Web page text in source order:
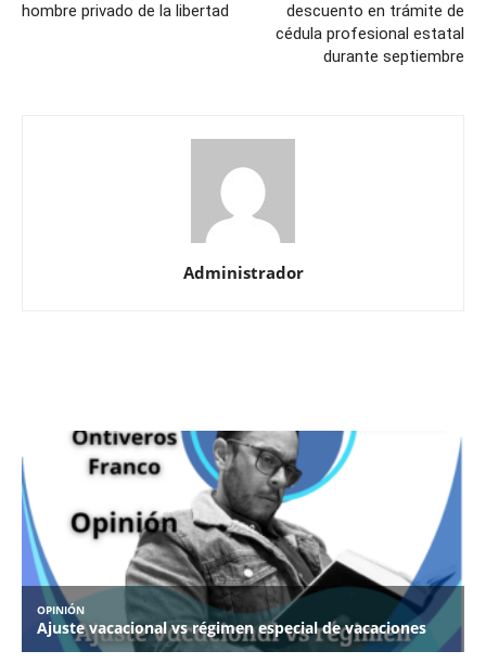
hombre privado de la libertad
descuento en trámite de
cédula profesional estatal
durante septiembre
Administrador